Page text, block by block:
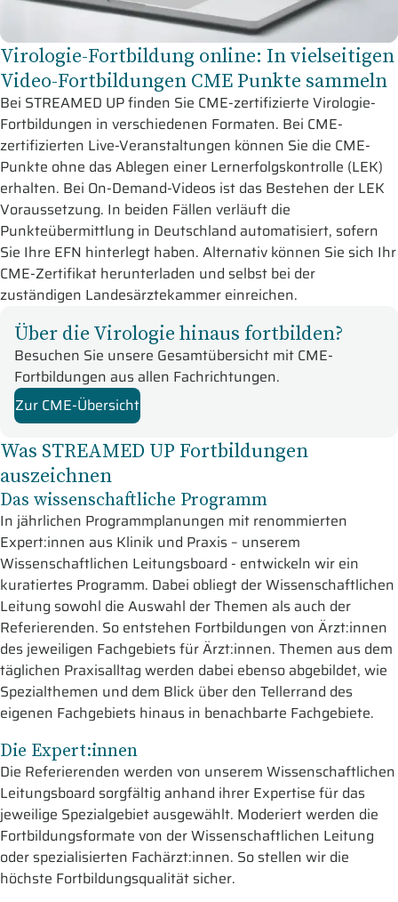
Virologie-Fortbildung online: In vielseitigen
Video-Fortbildungen CME Punkte sammeln
Bei STREAMED UP finden Sie CME-zertifizierte Virologie-
Fortbildungen in verschiedenen Formaten. Bei CME-
zertifizierten Live-Veranstaltungen können Sie die CME-
Punkte ohne das Ablegen einer Lernerfolgskontrolle (LEK)
erhalten. Bei On-Demand-Videos ist das Bestehen der LEK
Voraussetzung. In beiden Fällen verläuft die
Punkteübermittlung in Deutschland automatisiert, sofern
Sie Ihre EFN hinterlegt haben. Alternativ können Sie sich Ihr
CME-Zertifikat herunterladen und selbst bei der
zuständigen Landesärztekammer einreichen.
Über die Virologie hinaus fortbilden?
Besuchen Sie unsere Gesamtübersicht mit CME-
Fortbildungen aus allen Fachrichtungen.
Zur CME-Übersicht
Was STREAMED UP Fortbildungen
auszeichnen
Das wissenschaftliche Programm
In jährlichen Programmplanungen mit renommierten
Expert:innen aus Klinik und Praxis – unserem
Wissenschaftlichen Leitungsboard - entwickeln wir ein
kuratiertes Programm. Dabei obliegt der Wissenschaftlichen
Leitung sowohl die Auswahl der Themen als auch der
Referierenden. So entstehen Fortbildungen von Ärzt:innen
des jeweiligen Fachgebiets für Ärzt:innen. Themen aus dem
täglichen Praxisalltag werden dabei ebenso abgebildet, wie
Spezialthemen und dem Blick über den Tellerrand des
eigenen Fachgebiets hinaus in benachbarte Fachgebiete.
Die Expert:innen
Die Referierenden werden von unserem Wissenschaftlichen
Leitungsboard sorgfältig anhand ihrer Expertise für das
jeweilige Spezialgebiet ausgewählt. Moderiert werden die
Fortbildungsformate von der Wissenschaftlichen Leitung
oder spezialisierten Fachärzt:innen. So stellen wir die
höchste Fortbildungsqualität sicher.